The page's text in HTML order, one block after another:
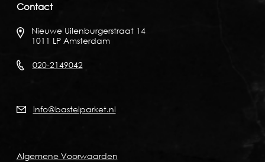
Contact
Nieuwe Uilenburgerstraat 14
1011 LP Amsterdam
020-2149042
info@bastelparket.nl
Algemene Voorwaarden